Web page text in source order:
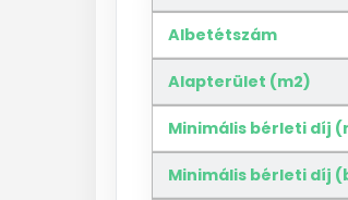
Albetétszám
Alapterület (m2)
Minimális bérleti díj
Minimális bérleti díj